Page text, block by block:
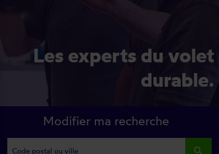
Les experts du volet
durable.
Modifier ma recherche
search